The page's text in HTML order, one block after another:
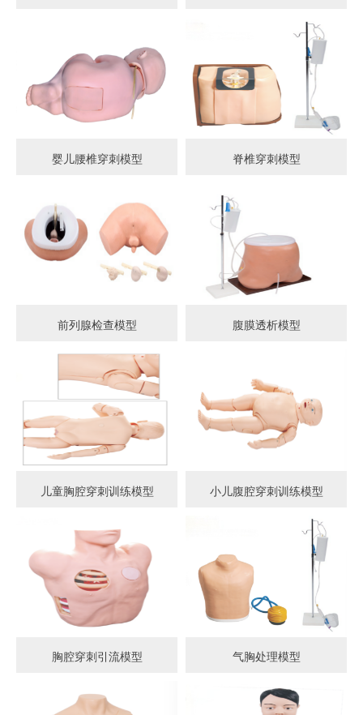
婴儿腰椎穿刺模型 脊椎穿刺模型
前列腺检查模型 腹膜透析模型
儿童胸腔穿刺训练模型 小儿腹腔穿刺训练模型
胸腔穿刺引流模型 气胸处理模型